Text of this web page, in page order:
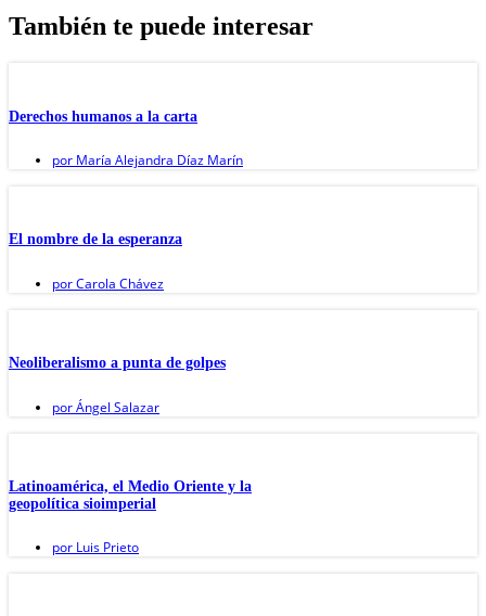
También te puede interesar
Derechos humanos a la carta
por María Alejandra Díaz Marín
El nombre de la esperanza
porCarola Chávez
Neoliberalismo a punta de golpes
porÁngel Salazar
Latinoamérica, el Medio Oriente y la
geopolítica sioimperial
por Luis Prieto